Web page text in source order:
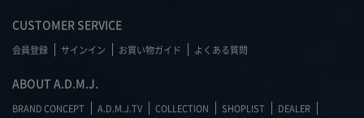
CUSTOMER SERVICE
会員登録 サインイン お買い物ガイド よくある質問
ABOUT A.D.M.J.
BRAND CONCEPT A.D.M.J.TV COLLECTION SHOPLIST
DEALER